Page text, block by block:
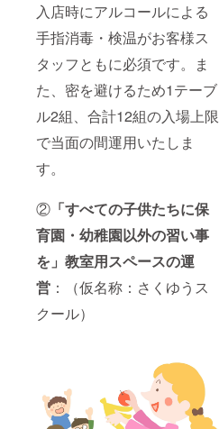
入店時にアルコールによる
手指消毒・検温がお客様ス
タッフともに必須です。ま
た、密を避けるため1テーブ
ル2組、合計12組の入場上限
で当面の間運用いたしま
す。
② 「すべての子供たちに保
育園・幼稚園以外の習い事
を」教室用スペースの運
営 ：（仮名称：さくゆうス
クール）